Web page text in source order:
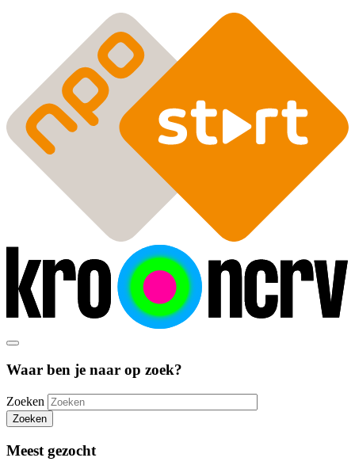
Waar ben je naar op zoek?
Zoeken
Zoeken
Meest gezocht